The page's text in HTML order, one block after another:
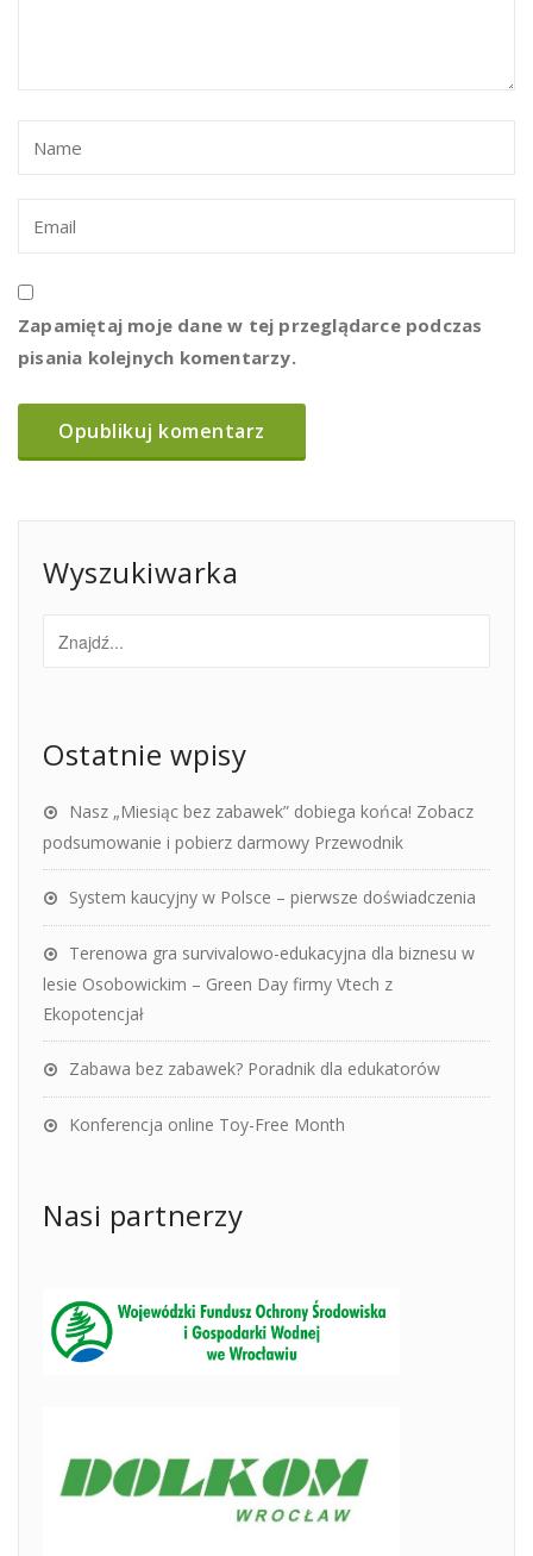
Zapamiętaj moje dane w tej przeglądarce podczas
pisania kolejnych komentarzy.
Wyszukiwarka
Ostatnie wpisy
Nasz „Miesiąc bez zabawek” dobiega końca! Zobacz
podsumowanie i pobierz darmowy Przewodnik
System kaucyjny w Polsce – pierwsze doświadczenia
Terenowa gra survivalowo-edukacyjna dla biznesu w
lesie Osobowickim – Green Day firmy Vtech z
Ekopotencjał
Zabawa bez zabawek? Poradnik dla edukatorów
Konferencja online Toy-Free Month
Nasi partnerzy